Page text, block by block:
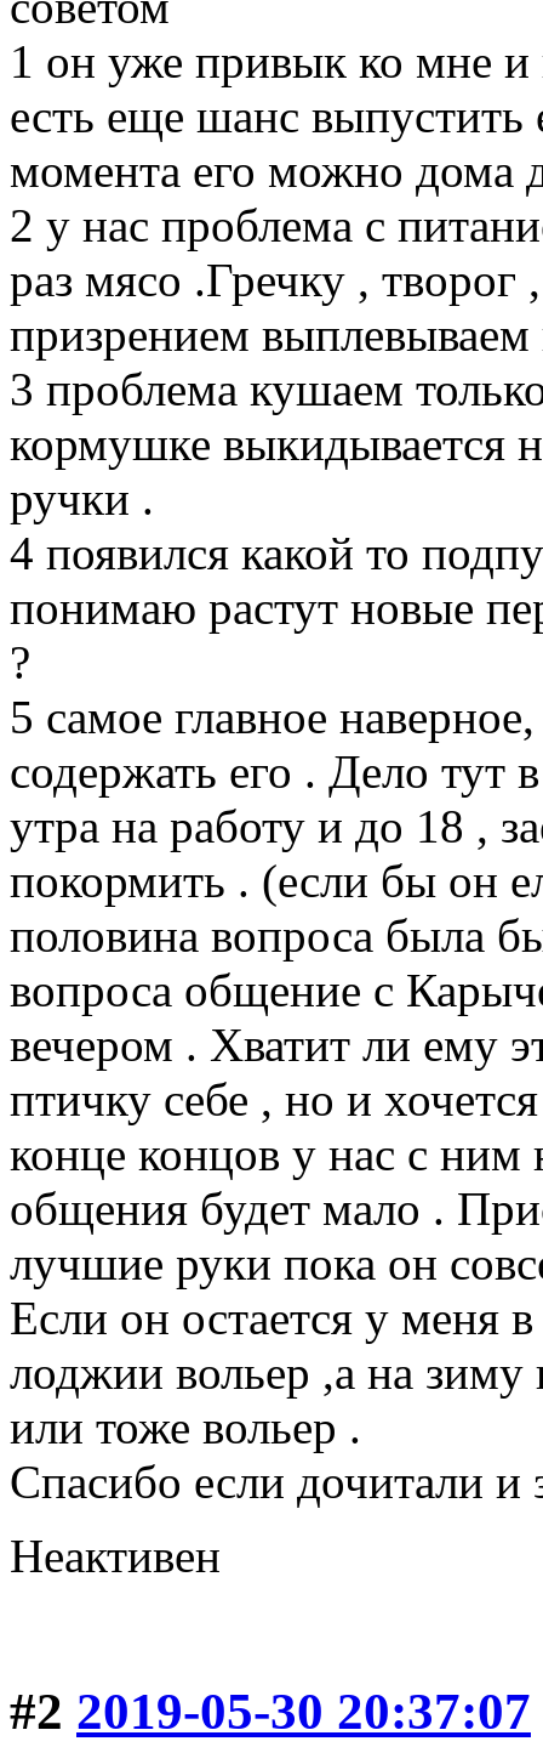
1 он уже привык ко мне и
есть еще шанс выпустить
момента его можно дома
2 у нас проблема с
раз мясо .Гречку , творог
призрением
3 проблема кушаем
кормушке выкидывается
ручки .
4 появился какой то
понимаю растут новые
?
5 самое главное
содержать его . Дело тут
утра на работу и до 18 ,
покормить . (если бы он
половина вопроса была
вопроса общение с
вечером . Хватит ли ему
птичку себе , но и
конце концов у нас с ним
общения будет мало .
лучшие руки пока он
Если он остается у меня
лоджии вольер ,а на
или тоже вольер .
Спасибо если дочитали и
Неактивен
#2 2019-05-30 20:37:07